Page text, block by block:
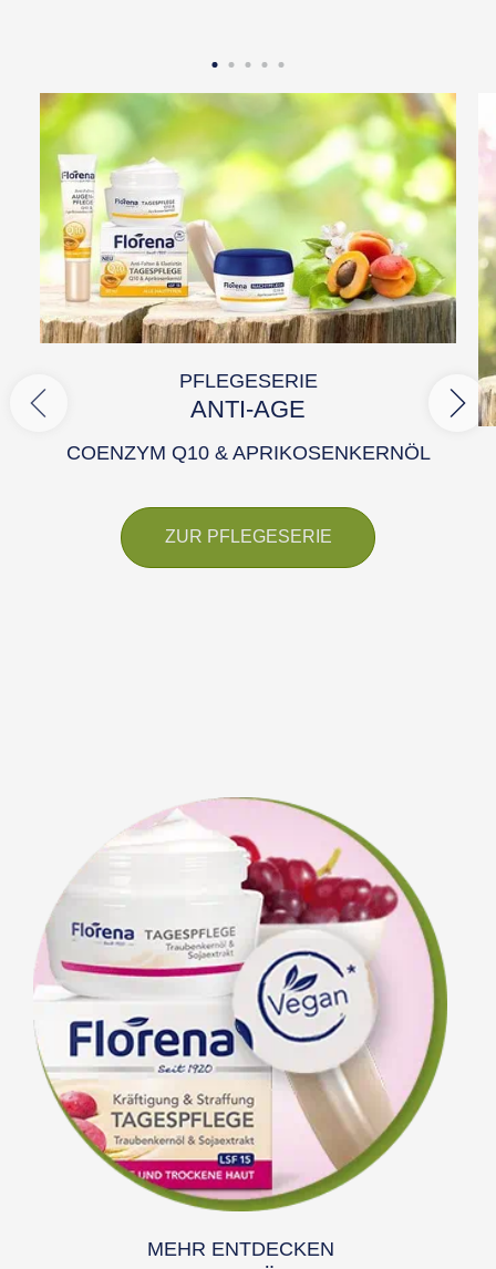
PFLEGESERIE
ANTI-AGE
COENZYM Q10 & APRIKOSENKERNÖL
ZUR PFLEGESERIE
MEHR ENTDECKEN